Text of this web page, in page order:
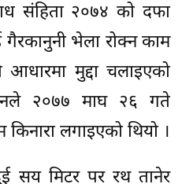
संहिता २०७४ को दफा
गैरकानुनी भेला रोक्न काम
आधारमा मुद्दा चलाइएको
२०७७ माघ २६ गते
किनारा लगाइएको थियो ।
सय मिटर पर रथ तानेर